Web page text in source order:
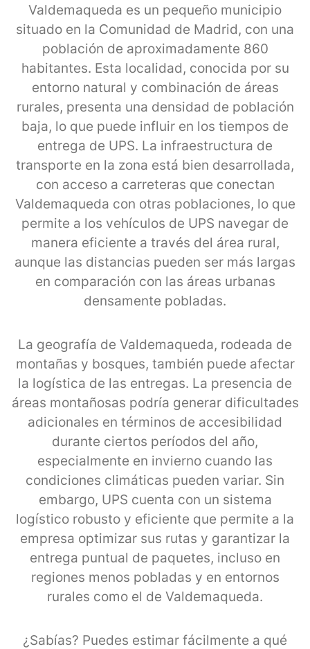
Valdemaqueda es un pequeño municipio
situado en la Comunidad de Madrid, con una
población de aproximadamente 860
habitantes. Esta localidad, conocida por su
entorno natural y combinación de áreas
rurales, presenta una densidad de población
baja, lo que puede influir en los tiempos de
entrega de UPS. La infraestructura de
transporte en la zona está bien desarrollada,
con acceso a carreteras que conectan
Valdemaqueda con otras poblaciones, lo que
permite a los vehículos de UPS navegar de
manera eficiente a través del área rural,
aunque las distancias pueden ser más largas
en comparación con las áreas urbanas
densamente pobladas.
La geografía de Valdemaqueda, rodeada de
montañas y bosques, también puede afectar
la logística de las entregas. La presencia de
áreas montañosas podría generar dificultades
adicionales en términos de accesibilidad
durante ciertos períodos del año,
especialmente en invierno cuando las
condiciones climáticas pueden variar. Sin
embargo, UPS cuenta con un sistema
logístico robusto y eficiente que permite a la
empresa optimizar sus rutas y garantizar la
entrega puntual de paquetes, incluso en
regiones menos pobladas y en entornos
rurales como el de Valdemaqueda.
¿Sabías? Puedes estimar fácilmente a qué